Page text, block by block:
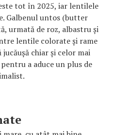
tot în 2025, iar lentilele
Galbenul untos (butter
urmată de roz, albastru și
lentile colorate și rame
chiar și celor mai
a aduce un plus de